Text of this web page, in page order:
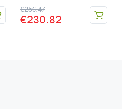
€256.47
€230.82